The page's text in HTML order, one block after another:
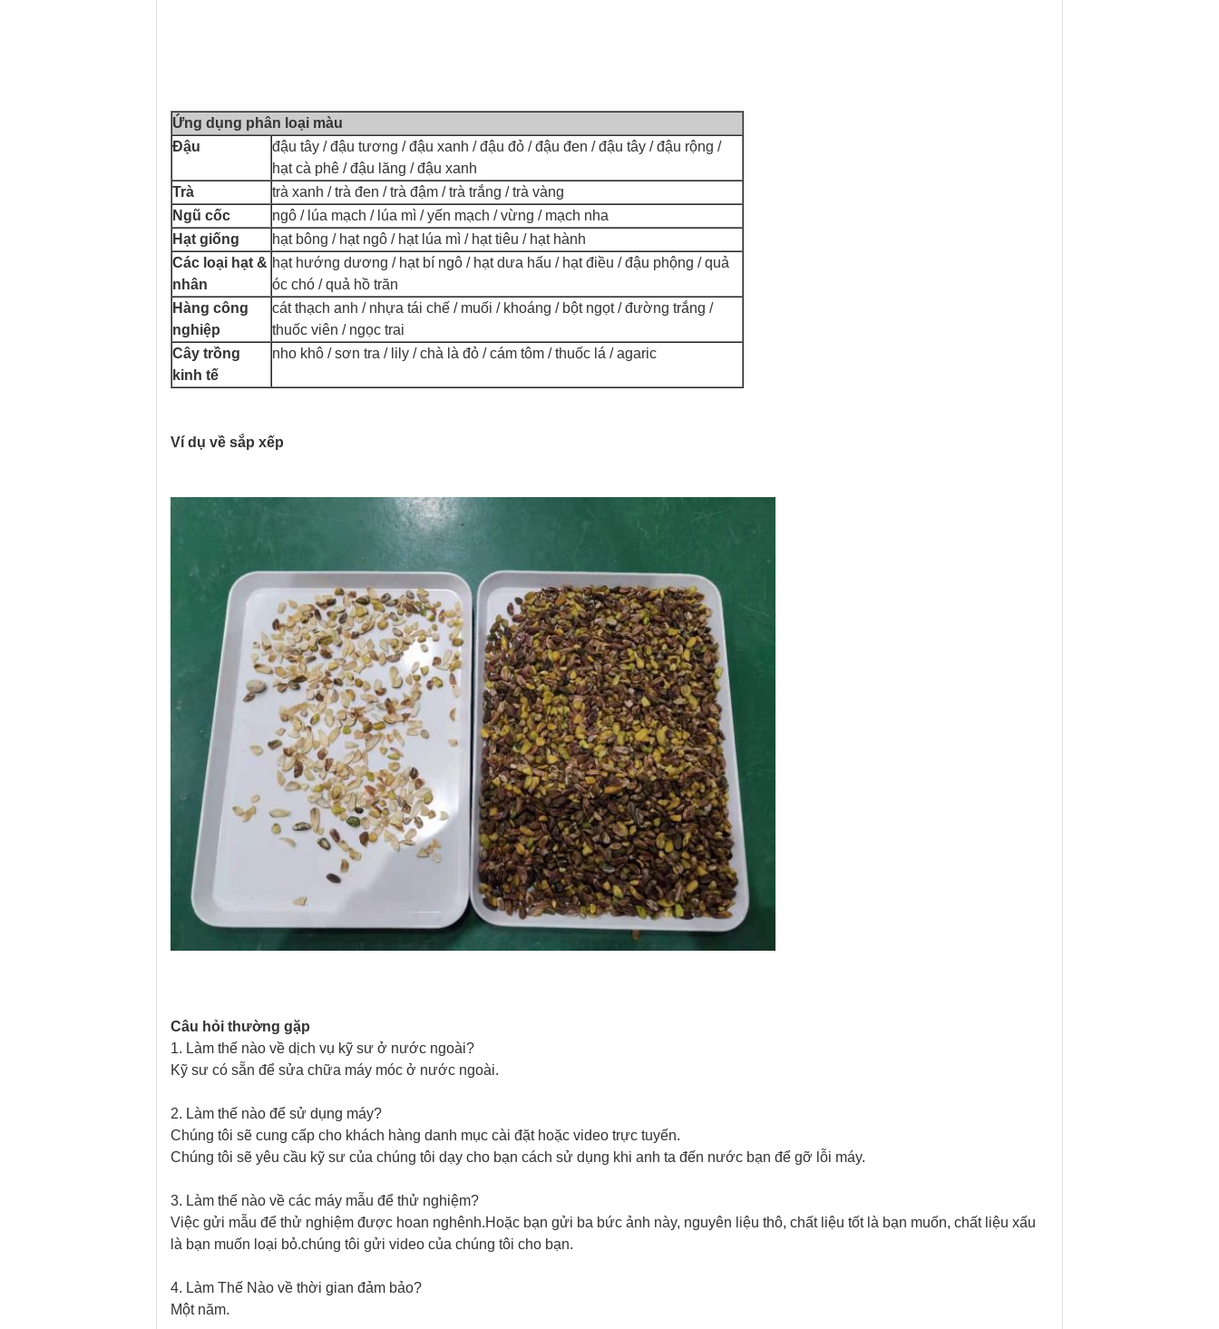
Ứng dụng phân loại màu
Đậu
đậu tây / đậu tương / đậu xanh / đậu đỏ / đậu đen / đậu tây / đậu rộng /
hạt cà phê / đậu lăng / đậu xanh
Trà
trà xanh / trà đen / trà đậm / trà trắng / trà vàng
Ngũ cốc
ngô / lúa mạch / lúa mì / yến mạch / vừng / mạch nha
Hạt giống
hạt bông / hạt ngô / hạt lúa mì / hạt tiêu / hạt hành
Các loại hạt &
nhân
hạt hướng dương / hạt bí ngô / hạt dưa hấu / hạt điều / đậu phộng / quả
óc chó / quả hồ trăn
Hàng công
nghiệp
cát thạch anh / nhựa tái chế / muối / khoáng / bột ngọt / đường trắng /
thuốc viên / ngọc trai
Cây trồng
kinh tế
nho khô / sơn tra / lily / chà là đỏ / cám tôm / thuốc lá / agaric
Ví dụ về sắp xếp
Câu hỏi thường gặp
1. Làm thế nào về dịch vụ kỹ sư ở nước ngoài?
Kỹ sư có sẵn để sửa chữa máy móc ở nước ngoài.
2. Làm thế nào để sử dụng máy?
Chúng tôi sẽ cung cấp cho khách hàng danh mục cài đặt hoặc video trực tuyến.
Chúng tôi sẽ yêu cầu kỹ sư của chúng tôi dạy cho bạn cách sử dụng khi anh ta đến nước bạn để gỡ lỗi máy.
3. Làm thế nào về các máy mẫu để thử nghiệm?
Việc gửi mẫu để thử nghiệm được hoan nghênh.Hoặc bạn gửi ba bức ảnh này, nguyên liệu thô, chất liệu tốt là bạn muốn, chất liệu xấu
là bạn muốn loại bỏ.chúng tôi gửi video của chúng tôi cho bạn.
4. Làm Thế Nào về thời gian đảm bảo?
Một năm.